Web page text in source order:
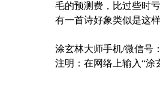
毛的预测费，比过些时
有一首诗好象类似是这
涂玄林大师手机/微信号
注明：在网络上输入“涂